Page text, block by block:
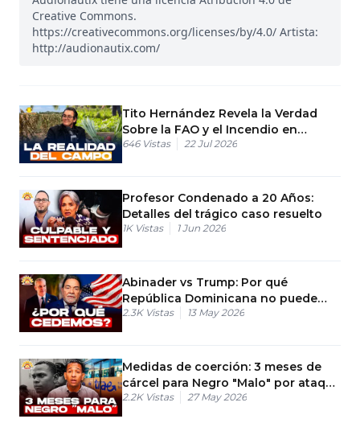
Creative Commons.
https://creativecommons.org/licenses/by/4.0/ Artista:
http://audionautix.com/
Tito Hernández Revela la Verdad
Sobre la FAO y el Incendio en
Agricultura
646 Vistas 22 Jul 2026
Profesor Condenado a 20 Años:
Detalles del trágico caso resuelto
1K Vistas 1 Jun 2026
Abinader vs Trump: Por qué
República Dominicana no puede
decir "No" a EE. UU.
2.3K Vistas 13 May 2026
Medidas de coerción: 3 meses de
cárcel para Negro "Malo" por ataque
a Chofer de Trae
2.2K Vistas 27 May 2026